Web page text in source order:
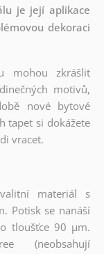
je její aplikace
dekoraci
mohou zkrášlit
motivů,
nové bytové
tapet si dokážete
vracet.
materiál s
Potisk se nanáší
tloušťce 90 µm.
(neobsahují